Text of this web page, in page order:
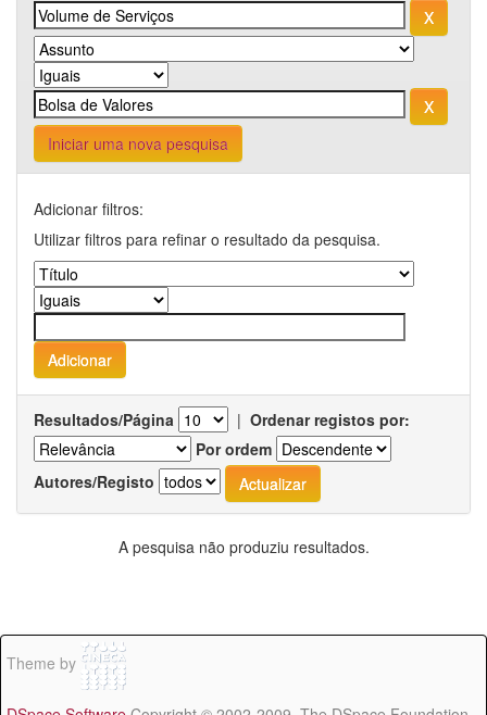
Iniciar uma nova pesquisa
Adicionar filtros:
Utilizar filtros para refinar o resultado da pesquisa.
Resultados/Página | Ordenar registos por:
Por ordem
Autores/Registo
A pesquisa não produziu resultados.
Theme by